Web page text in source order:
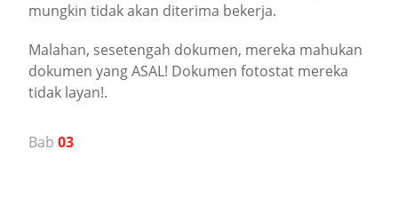
mungkin tidak akan diterima bekerja.
Malahan, sesetengah dokumen, mereka mahukan
dokumen yang ASAL! Dokumen fotostat mereka
tidak layan!.
Bab 03